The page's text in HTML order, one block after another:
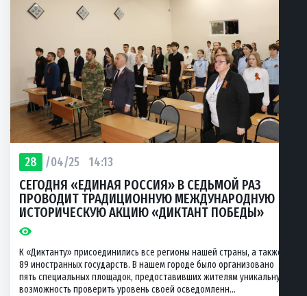
28 /04/25 14:13
СЕГОДНЯ «ЕДИНАЯ РОССИЯ» В СЕДЬМОЙ РАЗ
ПРОВОДИТ ТРАДИЦИОННУЮ МЕЖДУНАРОДНУЮ
ИСТОРИЧЕСКУЮ АКЦИЮ «ДИКТАНТ ПОБЕДЫ»
К «Диктанту» присоединились все регионы нашей страны, а также
89 иностранных государств. В нашем городе было организовано
пять специальных площадок, предоставивших жителям уникальную
возможность проверить уровень своей осведомленн...